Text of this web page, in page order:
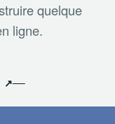
quelque
ligne.
↗